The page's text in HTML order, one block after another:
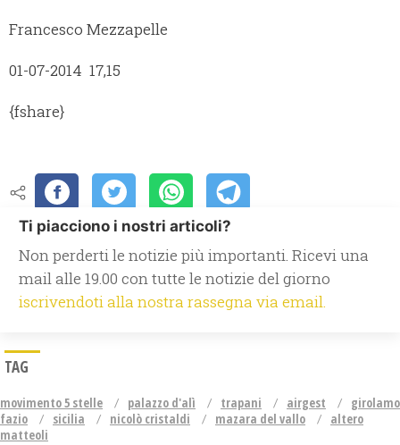
Francesco Mezzapelle
01-07-2014 17,15
{fshare}
Ti piacciono i nostri articoli?
Non perderti le notizie più importanti. Ricevi una
mail alle 19.00 con tutte le notizie del giorno
iscrivendoti alla nostra rassegna via email.
TAG
movimento 5 stelle palazzo d'alì trapani airgest
girolamo
fazio
sicilia nicolò cristaldi mazara del vallo
altero
matteoli